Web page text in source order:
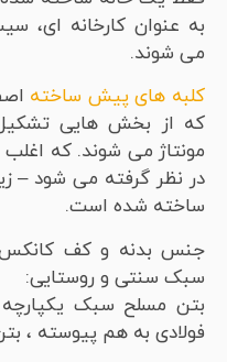
به عنوان کارخانه ای،
می شوند.
کلبه های پیش ساخته
که از بخش هایی
مونتاژ می شوند. که
در نظر گرفته می شود –
ساخته شده است.
جنس بدنه و کف
سبک سنتی و روستایی:
بتن مسلح سبک
فولادی به هم پیوسته ،